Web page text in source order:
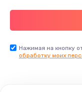
Нажимая на кнопку
обработку моих